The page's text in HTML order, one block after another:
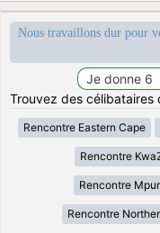
Nous travaillons dur pour
Trouvez des célibataires
Rencontre Eastern Cape
Rencontre
Rencontre
Rencontre